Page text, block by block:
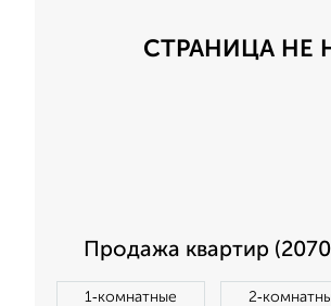
СТРАНИЦА НЕ
Продажа квартир
1‑комнатные